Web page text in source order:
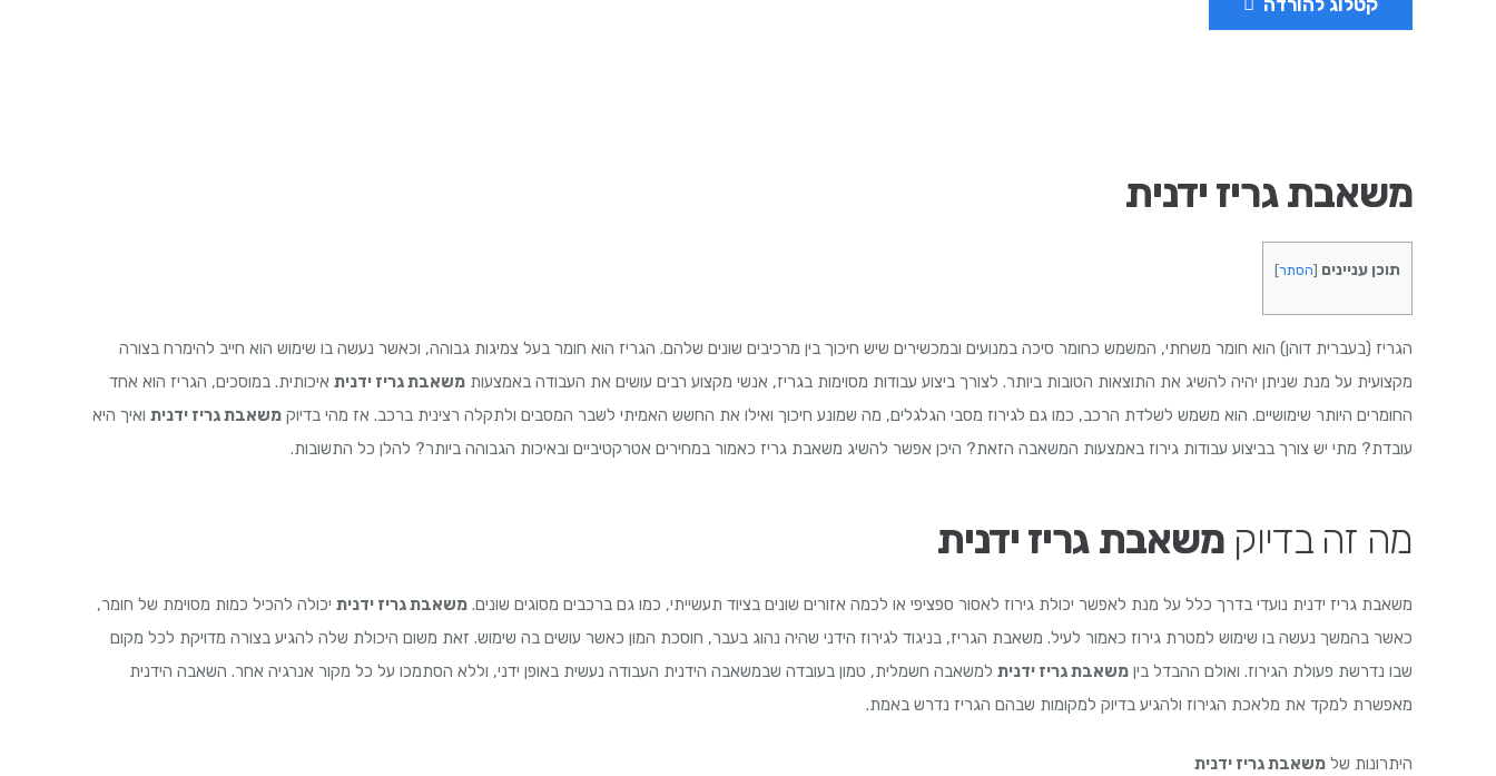
משאבת גריז ידנית
תוכן עניינים [הסתר]
הגריז (בעברית דוהן) הוא חומר משחתי, המשמש כחומר סיכה במנועים ובמכשירים שיש חיכוך בין מרכיבים שונים שלהם. הגריז הוא חומר בעל צמיגות גבוהה, וכאשר נעשה בו שימוש הוא חייב להימרח בצורה
מקצועית על מנת שניתן יהיה להשיג את התוצאות הטובות ביותר. לצורך ביצוע עבודות מסוימות בגריז, אנשי מקצוע רבים עושים את העבודה באמצעות משאבת גריז ידנית איכותית. במוסכים, הגריז הוא אחד
החומרים היותר שימושיים. הוא משמש לשלדת הרכב, כמו גם לגירוז מסבי הגלגלים, מה שמונע חיכוך ואילו את החשש האמיתי לשבר המסבים ולתקלה רצינית ברכב. אז מהי בדיוק משאבת גריז ידנית ואיך היא
עובדת? מתי יש צורך בביצוע עבודות גירוז באמצעות המשאבה הזאת? היכן אפשר להשיג משאבת גריז כאמור במחירים אטרקטיביים ובאיכות הגבוהה ביותר? להלן כל התשובות.
מה זה בדיוקמשאבת גריז ידנית
משאבת גריז ידנית נועדי בדרך כלל על מנת לאפשר יכולת גירוז לאסור ספציפי או לכמה אזורים שונים בציוד תעשייתי, כמו גם ברכבים מסוגים שונים. משאבת גריז ידנית יכולה להכיל כמות מסוימת של חומר,
כאשר בהמשך נעשה בו שימוש למטרת גירוז כאמור לעיל. משאבת הגריז, בניגוד לגירוז הידני שהיה נהוג בעבר, חוסכת המון כאשר עושים בה שימוש. זאת משום היכולת שלה להגיע בצורה מדויקת לכל מקום
שבו נדרשת פעולת הגירוז. ואולם ההבדל בין משאבת גריז ידנית למשאבה חשמלית, טמון בעובדה שבמשאבה הידנית העבודה נעשית באופן ידני, וללא הסתמכו על כל מקור אנרגיה אחר. השאבה הידנית
מאפשרת למקד את מלאכת הגירוז ולהגיע בדיוק למקומות שבהם הגריז נדרש באמת.
היתרונות של משאבת גריז ידנית